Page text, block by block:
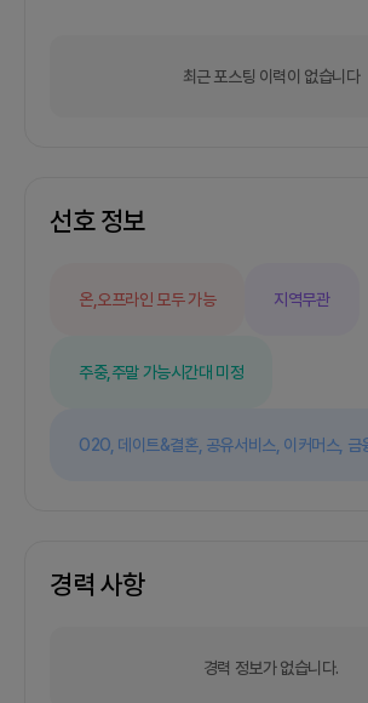
최근 포스팅 이력이 없습니다
선호 정보
온,오프라인 모두 가능 지역무관
주중,주말 가능시간대 미정
O2O, 데이트&결혼, 공유서비스, 이커머스, 금
경력 사항
경력 정보가 없습니다.